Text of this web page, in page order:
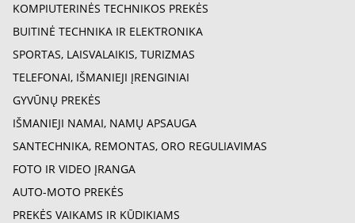
KOMPIUTERINĖS TECHNIKOS PREKĖS
BUITINĖ TECHNIKA IR ELEKTRONIKA
SPORTAS, LAISVALAIKIS, TURIZMAS
TELEFONAI, IŠMANIEJI ĮRENGINIAI
GYVŪNŲ PREKĖS
IŠMANIEJI NAMAI, NAMŲ APSAUGA
SANTECHNIKA, REMONTAS, ORO REGULIAVIMAS
FOTO IR VIDEO ĮRANGA
AUTO-MOTO PREKĖS
PREKĖS VAIKAMS IR KŪDIKIAMS